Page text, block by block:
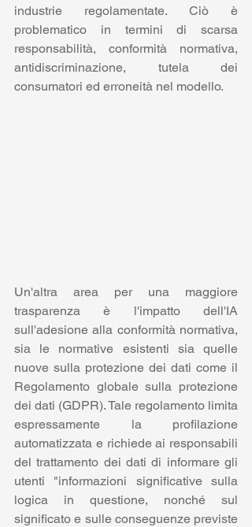
industrie regolamentate. Ciò è
problematico in termini di scarsa
responsabilità, conformità normativa,
antidiscriminazione, tutela dei
consumatori ed erroneità nel modello.
Un'altra area per una maggiore
trasparenza è l'impatto dell'IA
sull'adesione alla conformità normativa,
sia le normative esistenti sia quelle
nuove sulla protezione dei dati come il
Regolamento globale sulla protezione
dei dati (GDPR). Tale regolamento limita
espressamente la profilazione
automatizzata e richiede ai responsabili
del trattamento dei dati di informare gli
utenti "informazioni significative sulla
logica in questione, nonché sul
significato e sulle conseguenze previste